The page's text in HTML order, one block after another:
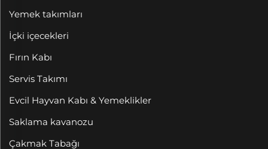
Yemek takımları
İçki içecekleri
Fırın Kabı
Servis Takımı
Evcil Hayvan Kabı & Yemeklikler
Saklama kavanozu
Çakmak Tabağı